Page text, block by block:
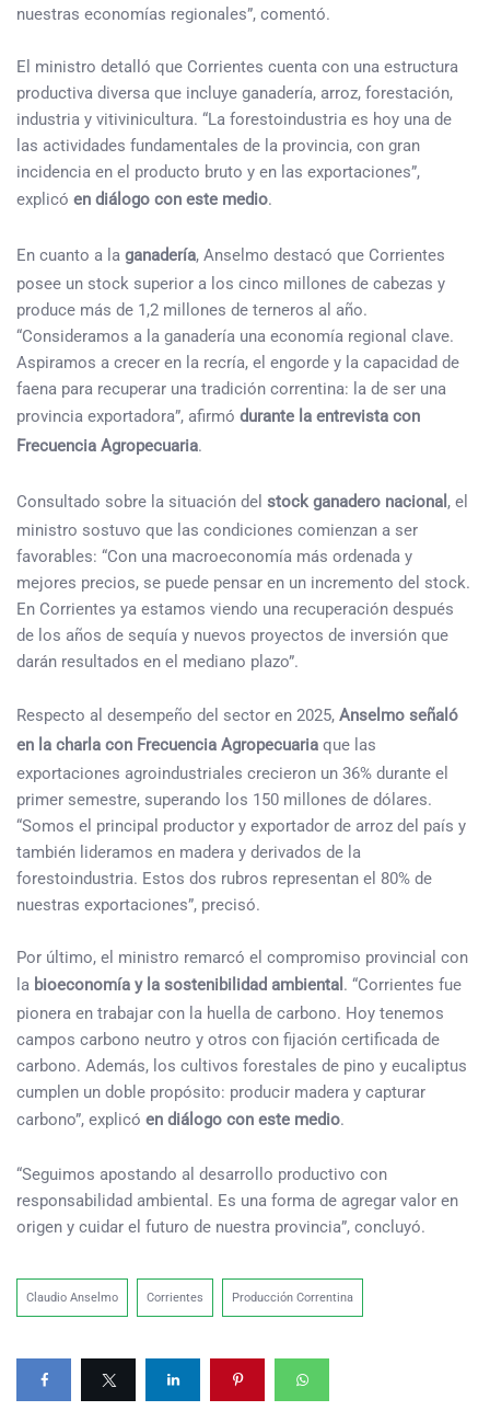
nuestras economías regionales”, comentó.
El ministro detalló que Corrientes cuenta con una estructura
productiva diversa que incluye ganadería, arroz, forestación,
industria y vitivinicultura. “La forestoindustria es hoy una de
las actividades fundamentales de la provincia, con gran
incidencia en el producto bruto y en las exportaciones”,
explicó en diálogo con este medio.
En cuanto a la ganadería, Anselmo destacó que Corrientes
posee un stock superior a los cinco millones de cabezas y
produce más de 1,2 millones de terneros al año.
“Consideramos a la ganadería una economía regional clave.
Aspiramos a crecer en la recría, el engorde y la capacidad de
faena para recuperar una tradición correntina: la de ser una
provincia exportadora”, afirmó durante la entrevista con
Frecuencia Agropecuaria.
Consultado sobre la situación del stock ganadero nacional , el
ministro sostuvo que las condiciones comienzan a ser
favorables: “Con una macroeconomía más ordenada y
mejores precios, se puede pensar en un incremento del stock.
En Corrientes ya estamos viendo una recuperación después
de los años de sequía y nuevos proyectos de inversión que
darán resultados en el mediano plazo”.
Respecto al desempeño del sector en 2025, Anselmo señaló
en la charla con Frecuencia Agropecuaria que las
exportaciones agroindustriales crecieron un 36% durante el
primer semestre, superando los 150 millones de dólares.
“Somos el principal productor y exportador de arroz del país y
también lideramos en madera y derivados de la
forestoindustria. Estos dos rubros representan el 80% de
nuestras exportaciones”, precisó.
Por último, el ministro remarcó el compromiso provincial con
la bioeconomía y la sostenibilidad ambiental . “Corrientes fue
pionera en trabajar con la huella de carbono. Hoy tenemos
campos carbono neutro y otros con fijación certificada de
carbono. Además, los cultivos forestales de pino y eucaliptus
cumplen un doble propósito: producir madera y capturar
carbono”, explicó en diálogo con este medio.
“Seguimos apostando al desarrollo productivo con
responsabilidad ambiental. Es una forma de agregar valor en
origen y cuidar el futuro de nuestra provincia”, concluyó.
Claudio Anselmo Corrientes Producción Correntina